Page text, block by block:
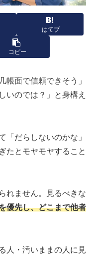
はてブ
コピー
帳面で信頼できそう」
いのでは？」と身構え
「だらしないのかな」
たとモヤモヤすること
れません。見るべきな
優先し、どこまで他者
人・汚いままの人に見